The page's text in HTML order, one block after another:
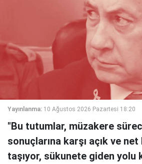
Yayınlanma: 10 Ağustos 2026 Pazartesi 18:20
"Bu tutumlar, müzakere
sonuçlarına karşı açık ve
taşıyor, sükunete giden yolu